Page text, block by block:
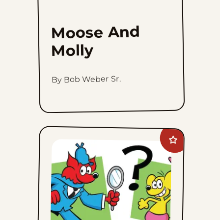
Moose And
Molly
By Bob Weber Sr.
Add
Slylock
Fox
favorites